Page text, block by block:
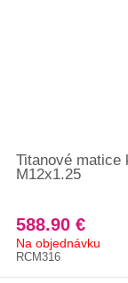
Titanové matice
M12x1.25
588.90 €
Na objednávku
RCM316